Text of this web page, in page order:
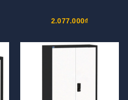
2.077.000₫